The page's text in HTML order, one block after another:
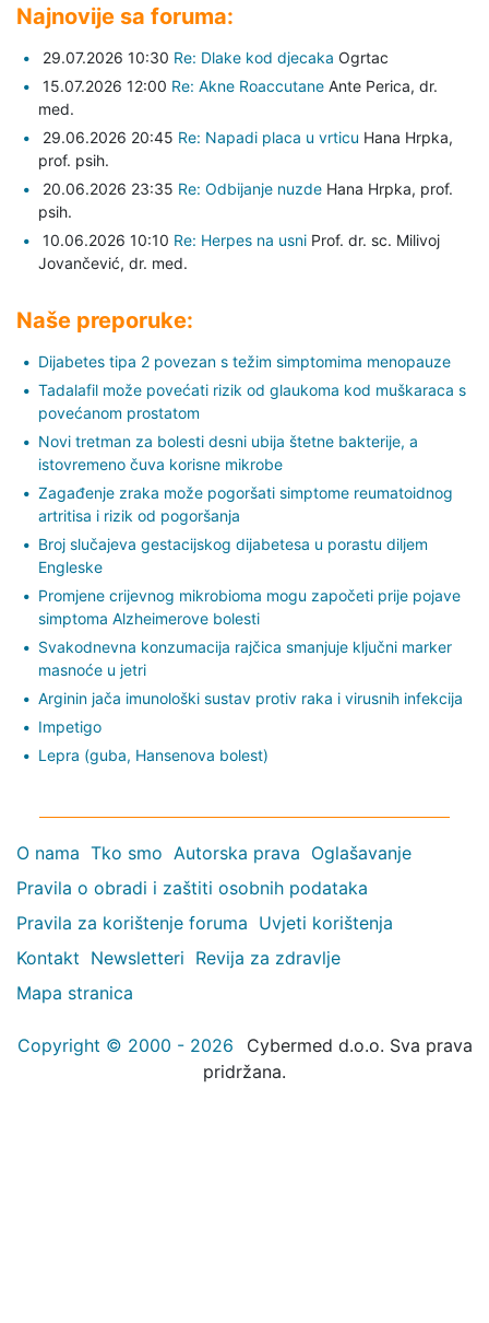
Najnovije sa foruma:
29.07.2026 10:30 Re: Dlake kod djecaka Ogrtac
15.07.2026 12:00 Re: Akne Roaccutane Ante Perica, dr.
med.
29.06.2026 20:45 Re: Napadi placa u vrticu Hana Hrpka,
prof. psih.
20.06.2026 23:35 Re: Odbijanje nuzde Hana Hrpka, prof.
psih.
10.06.2026 10:10 Re: Herpes na usni Prof. dr. sc. Milivoj
Jovančević, dr. med.
Naše preporuke:
Dijabetes tipa 2 povezan s težim simptomima menopauze
Tadalafil može povećati rizik od glaukoma kod muškaraca s
povećanom prostatom
Novi tretman za bolesti desni ubija štetne bakterije, a
istovremeno čuva korisne mikrobe
Zagađenje zraka može pogoršati simptome reumatoidnog
artritisa i rizik od pogoršanja
Broj slučajeva gestacijskog dijabetesa u porastu diljem
Engleske
Promjene crijevnog mikrobioma mogu započeti prije pojave
simptoma Alzheimerove bolesti
Svakodnevna konzumacija rajčica smanjuje ključni marker
masnoće u jetri
Arginin jača imunološki sustav protiv raka i virusnih infekcija
Impetigo
Lepra (guba, Hansenova bolest)
O nama Tko smo Autorska prava Oglašavanje
Pravila o obradi i zaštiti osobnih podataka
Pravila za korištenje foruma Uvjeti korištenja
Kontakt Newsletteri Revija za zdravlje
Mapa stranica
Copyright © 2000 - 2026
Cybermed d.o.o. Sva prava
pridržana.